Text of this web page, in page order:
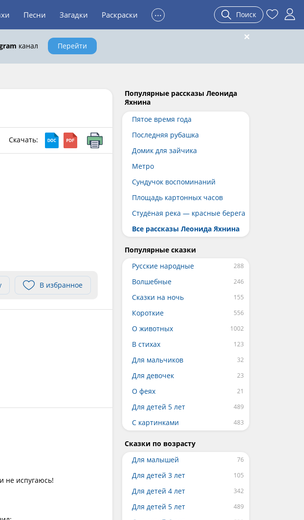
Песни Загадки Раскраски ... Поиск
канал Перейти
Скачать:
В избранное
не испугаюсь!
Популярные рассказы Леонида
Яхнина
Пятое время года
Последняя рубашка
Домик для зайчика
Метро
Сундучок воспоминаний
Площадь картонных часов
Студёная река — красные берега
Все рассказы Леонида Яхнина
Популярные сказки
Русские народные
Волшебные
Сказки на ночь
Короткие
О животных
В стихах
Для мальчиков
Для девочек
О феях
Для детей 5 лет
С картинками
Сказки по возрасту
Для малышей
Для детей 3 лет
Для детей 4 лет
Для детей 5 лет